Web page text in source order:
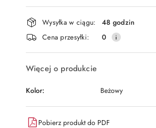
Dostępność
i
dostawa
Wysyłka w ciągu:
48 godzin
Cena przesyłki:
0
Więcej o produkcie
Kolor: Beżowy
Pobierz produkt do PDF